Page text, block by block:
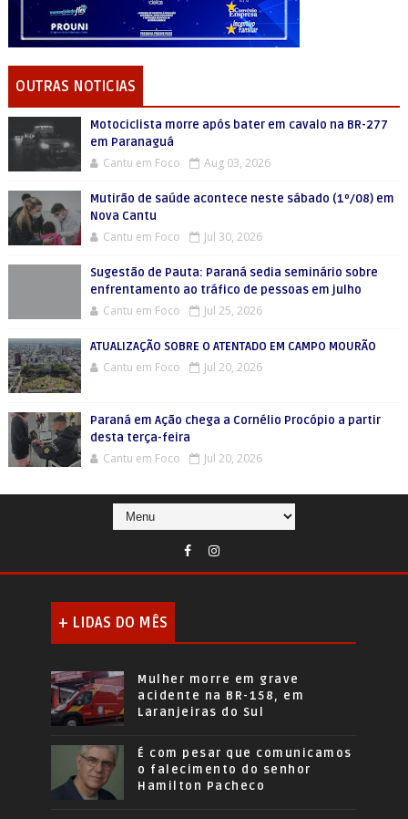
OUTRAS NOTICIAS
Motociclista morre após bater em cavalo na BR-277
em Paranaguá
Cantu em Foco Aug 03, 2026
Mutirão de saúde acontece neste sábado (1º/08) em
Nova Cantu
Cantu em Foco Jul 30, 2026
Sugestão de Pauta: Paraná sedia seminário sobre
enfrentamento ao tráfico de pessoas em julho
Cantu em Foco Jul 25, 2026
ATUALIZAÇÃO SOBRE O ATENTADO EM CAMPO MOURÃO
Cantu em Foco Jul 20, 2026
Paraná em Ação chega a Cornélio Procópio a partir
desta terça-feira
Cantu em Foco Jul 20, 2026
+ LIDAS DO MÊS
Mulher morre em grave
acidente na BR-158, em
Laranjeiras do Sul
É com pesar que comunicamos
o falecimento do senhor
Hamilton Pacheco